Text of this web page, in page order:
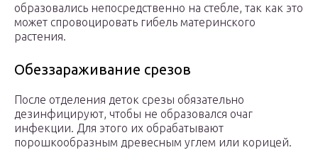
образовались непосредственно на стебле, так как это
может спровоцировать гибель материнского
растения.
Обеззараживание срезов
После отделения деток срезы обязательно
дезинфицируют, чтобы не образовался очаг
инфекции. Для этого их обрабатывают
порошкообразным древесным углем или корицей.